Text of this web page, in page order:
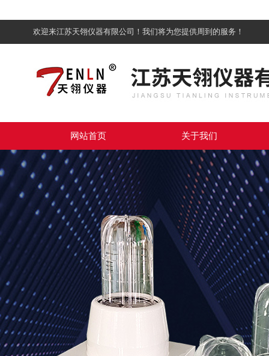
欢迎来江苏天翎仪器有限公司！我们将为您提供周到的服务！
网站首页 关于我们